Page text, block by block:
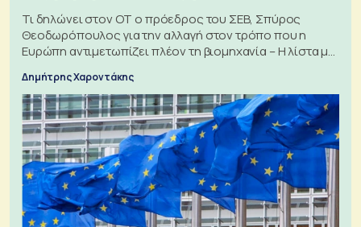
Τι δηλώνει στον ΟΤ ο πρόεδρος του ΣΕΒ, Σπύρος
Θεοδωρόπουλος για την αλλαγή στον τρόπο που η
Ευρώπη αντιμετωπίζει πλέον τη βιομηχανία – Η λίστα με
Δημήτρης Χαροντάκης